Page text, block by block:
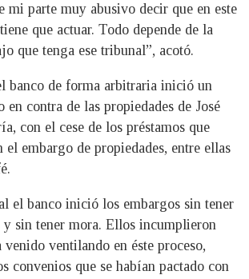
mi parte muy abusivo decir que en este
que actuar. Todo depende de la
que tenga ese tribunal”, acotó.
banco de forma arbitraria inició un
en contra de las propiedades de José
con el cese de los préstamos que
embargo de propiedades, entre ellas
el banco inició los embargos sin tener
y sin tener mora. Ellos incumplieron
venido ventilando en éste proceso,
convenios que se habían pactado con